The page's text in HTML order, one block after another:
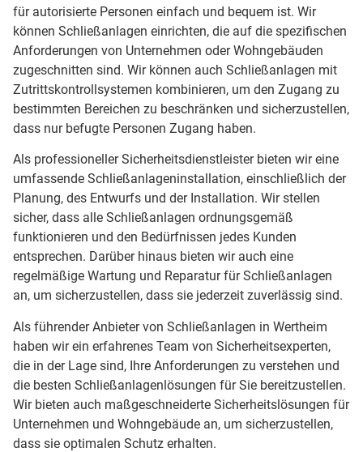
für autorisierte Personen einfach und bequem ist. Wir
können Schließanlagen einrichten, die auf die spezifischen
Anforderungen von Unternehmen oder Wohngebäuden
zugeschnitten sind. Wir können auch Schließanlagen mit
Zutrittskontrollsystemen kombinieren, um den Zugang zu
bestimmten Bereichen zu beschränken und sicherzustellen,
dass nur befugte Personen Zugang haben.
Als professioneller Sicherheitsdienstleister bieten wir eine
umfassende Schließanlageninstallation, einschließlich der
Planung, des Entwurfs und der Installation. Wir stellen
sicher, dass alle Schließanlagen ordnungsgemäß
funktionieren und den Bedürfnissen jedes Kunden
entsprechen. Darüber hinaus bieten wir auch eine
regelmäßige Wartung und Reparatur für Schließanlagen
an, um sicherzustellen, dass sie jederzeit zuverlässig sind.
Als führender Anbieter von Schließanlagen in Wertheim
haben wir ein erfahrenes Team von Sicherheitsexperten,
die in der Lage sind, Ihre Anforderungen zu verstehen und
die besten Schließanlagenlösungen für Sie bereitzustellen.
Wir bieten auch maßgeschneiderte Sicherheitslösungen für
Unternehmen und Wohngebäude an, um sicherzustellen,
dass sie optimalen Schutz erhalten.